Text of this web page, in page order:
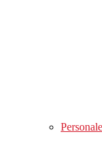
Personale